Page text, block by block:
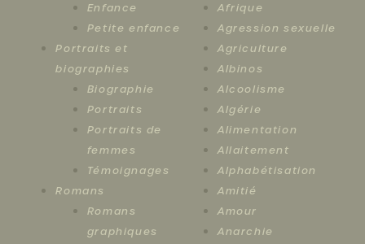
Enfance
Petite enfance
Portraits et
biographies
Biographie
Portraits
Portraits de
femmes
Témoignages
Romans
Romans
graphiques
Afrique
Agression sexuelle
Agriculture
Albinos
Alcoolisme
Algérie
Alimentation
Allaitement
Alphabétisation
Amitié
Amour
Anarchie